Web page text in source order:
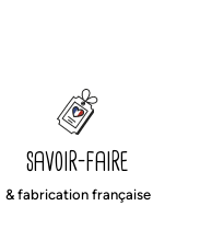
savoir-faire
& fabrication française